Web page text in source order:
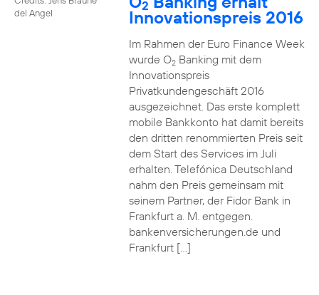
del Angel
2
Innovationspreis 2016
Im Rahmen der Euro Finance Week
wurde O2Banking mit dem
Innovationspreis
Privatkundengeschäft 2016
ausgezeichnet. Das erste komplett
mobile Bankkonto hat damit bereits
den dritten renommierten Preis seit
dem Start des Services im Juli
erhalten. Telefónica Deutschland
nahm den Preis gemeinsam mit
seinem Partner, der Fidor Bank in
Frankfurt a. M. entgegen.
bankenversicherungen.de und
Frankfurt […]